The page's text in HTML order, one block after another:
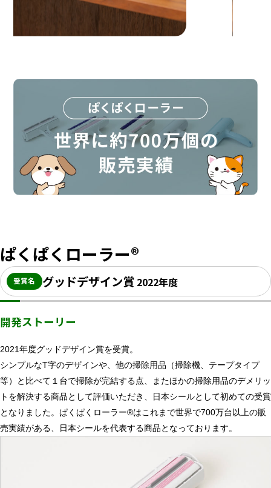
ぱくぱくローラー®
受賞名 グッドデザイン賞 2022年度
開発ストーリー
2021年度グッドデザイン賞を受賞。
シンプルなT字のデザインや、他の掃除用品（掃除機、テープタイプ
等）と比べて１台で掃除が完結する点、またほかの掃除用品のデメリッ
トを解決する商品として評価いただき、日本シールとして初めての受賞
となりました。ぱくぱくローラー®はこれまで世界で700万台以上の販
売実績がある、日本シールを代表する商品となっております。